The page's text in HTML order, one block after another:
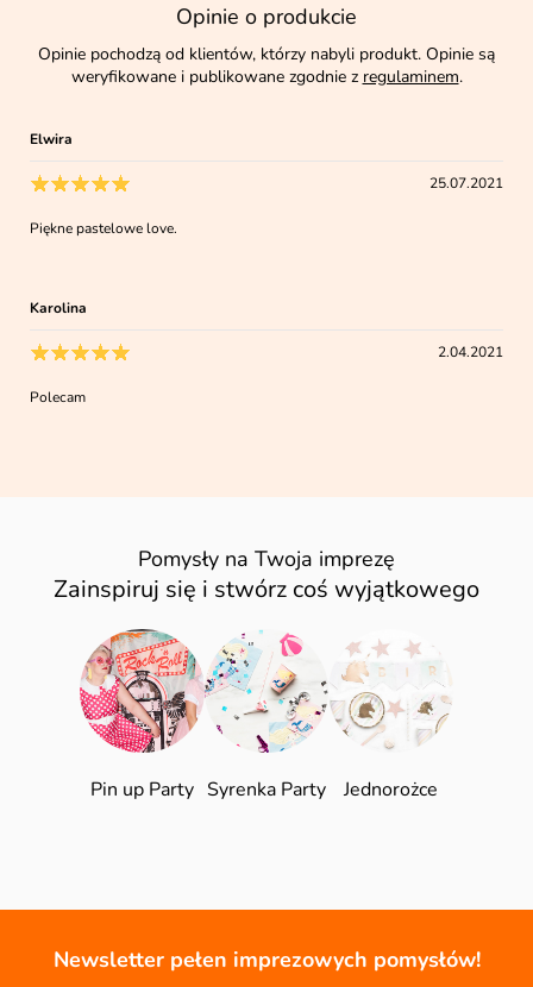
Opinie o produkcie
Opinie pochodzą od klientów, którzy nabyli produkt. Opinie są
weryfikowane i publikowane zgodnie z regulaminem.
Elwira
25.07.2021
Piękne pastelowe love.
Karolina
2.04.2021
Polecam
Pomysły na Twoja imprezę
Zainspiruj się i stwórz coś wyjątkowego
Pin up Party Syrenka Party Jednorożce
Newsletter pełen imprezowych pomysłów!